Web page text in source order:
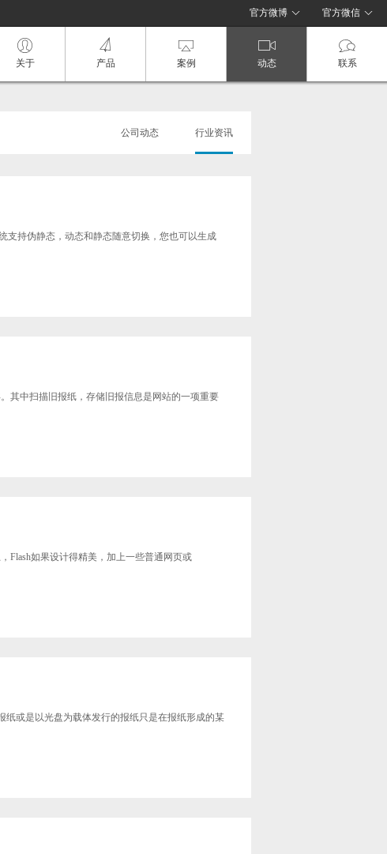
官方微博 官方微信
关于 产品 案例 动态 联系
公司动态 行业资讯
支持伪静态，动态和静态随意切换，您也可以生成
其中扫描旧报纸，存储旧报信息是网站的一项重要
Flash如果设计得精美，加上一些普通网页或
或是以光盘为载体发行的报纸只是在报纸形成的某